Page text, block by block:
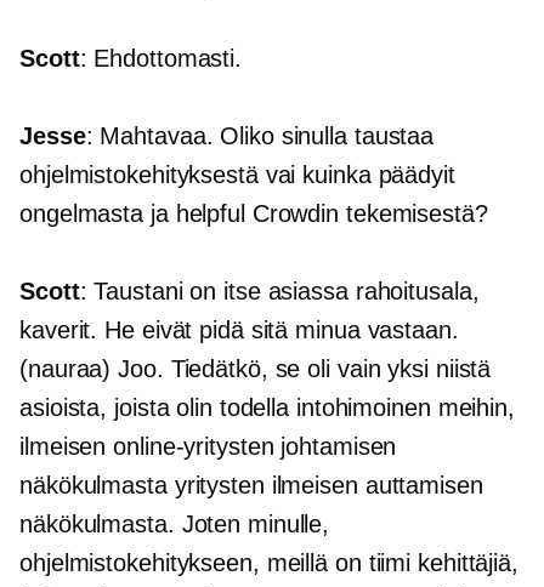
Scott: Ehdottomasti.
Jesse: Mahtavaa. Oliko sinulla taustaa
ohjelmistokehityksestä vai kuinka päädyit
ongelmasta ja helpful Crowdin tekemisestä?
Scott: Taustani on itse asiassa rahoitusala,
kaverit. He eivät pidä sitä minua vastaan.
(nauraa) Joo. Tiedätkö, se oli vain yksi niistä
asioista, joista olin todella intohimoinen meihin,
ilmeisen online-yritysten johtamisen
näkökulmasta yritysten ilmeisen auttamisen
näkökulmasta. Joten minulle,
ohjelmistokehitykseen, meillä on tiimi kehittäjiä,